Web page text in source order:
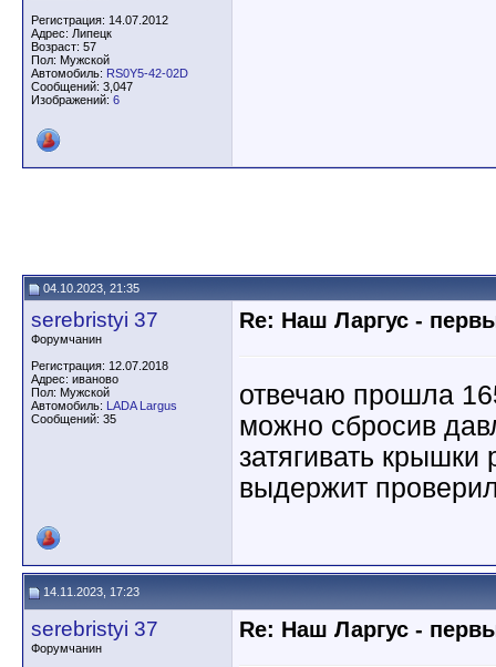
Регистрация: 14.07.2012
Адрес: Липецк
Возраст: 57
Пол: Мужской
Автомобиль: RS0Y5-42-02D
Сообщений: 3,047
Изображений: 6
04.10.2023, 21:35
serebristyi 37
Форумчанин
Регистрация: 12.07.2018
Адрес: иваново
Пол: Мужской
Автомобиль: LADA Largus
Сообщений: 35
Re: Наш Ларгус -
отвечаю прошла
можно сбросив
затягивать
выдержит
14.11.2023, 17:23
serebristyi 37
Форумчанин
Re: Наш Ларгус -